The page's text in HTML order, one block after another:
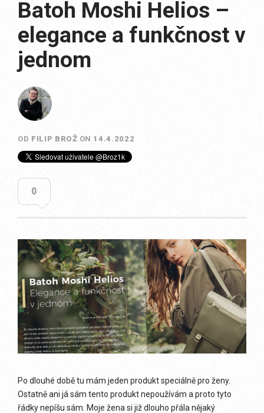
Batoh Moshi Helios –
elegance a funkčnost v
jednom
OD FILIP BROŽ ON 14.4.2022
0
Po dlouhé době tu mám jeden produkt speciálně pro ženy.
Ostatně ani já sám tento produkt nepoužívám a proto tyto
řádky nepíšu sám. Moje žena si již dlouho přála nějaký